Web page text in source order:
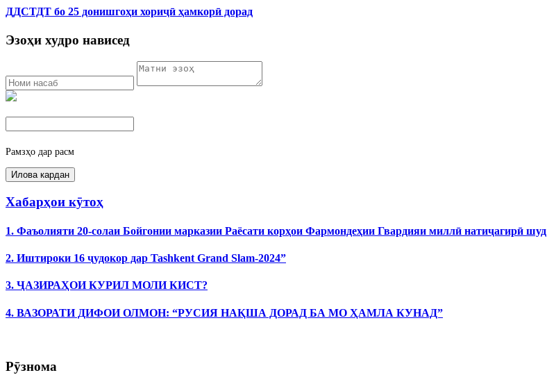
ДДСТДТ бо 25 донишгоҳи хориҷӣ ҳамкорӣ дорад
Эзоҳи худро нависед
Рамзҳо дар расм
Хабарҳои кӯтоҳ
1. Фаъолияти 20-солаи Бойгонии марказии Раёсати корҳои Фармондеҳии Гвардияи миллӣ натиҷагирӣ шуд
2. Иштироки 16 ҷудокор дар Tashkent Grand Slam-2024”
3. ҶАЗИРАҲОИ КУРИЛ МОЛИ КИСТ?
4. ВАЗОРАТИ ДИФОИ ОЛМОН: “РУСИЯ НАҚША ДОРАД БА МО ҲАМЛА КУНАД”
Рӯзнома